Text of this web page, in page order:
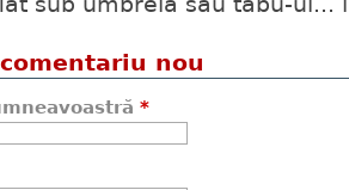
nou
*